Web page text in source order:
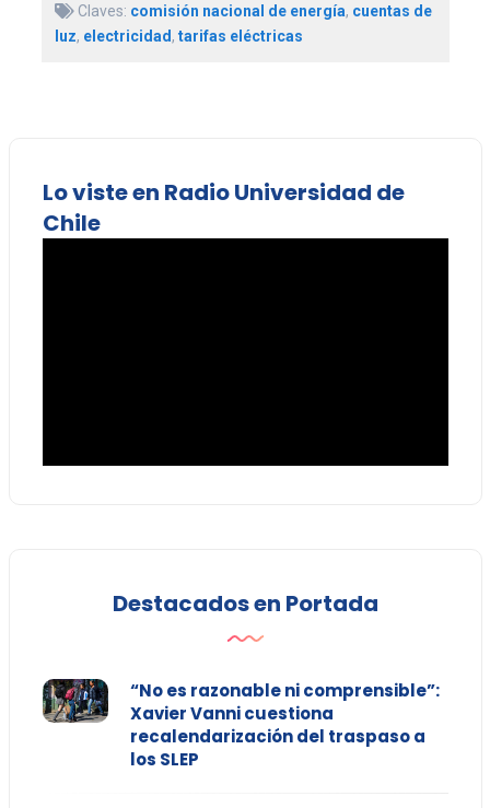
Claves: comisión nacional de energía, cuentas de
luz, electricidad, tarifas eléctricas
Lo viste en Radio Universidad de
Chile
Destacados en Portada
“No es razonable ni comprensible”:
Xavier Vanni cuestiona
recalendarización del traspaso a
los SLEP